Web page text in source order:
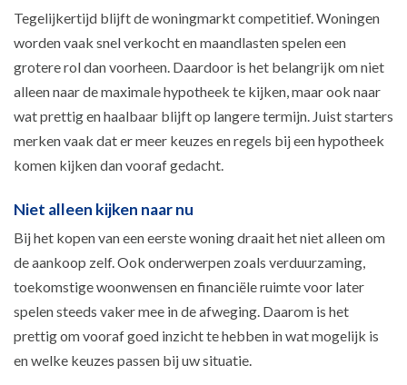
Tegelijkertijd blijft de woningmarkt competitief. Woningen
worden vaak snel verkocht en maandlasten spelen een
grotere rol dan voorheen. Daardoor is het belangrijk om niet
alleen naar de maximale hypotheek te kijken, maar ook naar
wat prettig en haalbaar blijft op langere termijn. Juist starters
merken vaak dat er meer keuzes en regels bij een hypotheek
komen kijken dan vooraf gedacht.
Niet alleen kijken naar nu
Bij het kopen van een eerste woning draait het niet alleen om
de aankoop zelf. Ook onderwerpen zoals verduurzaming,
toekomstige woonwensen en financiële ruimte voor later
spelen steeds vaker mee in de afweging. Daarom is het
prettig om vooraf goed inzicht te hebben in wat mogelijk is
en welke keuzes passen bij uw situatie.